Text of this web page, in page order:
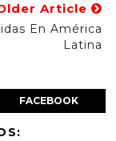
Article
En América
Latina
FACEBOOK